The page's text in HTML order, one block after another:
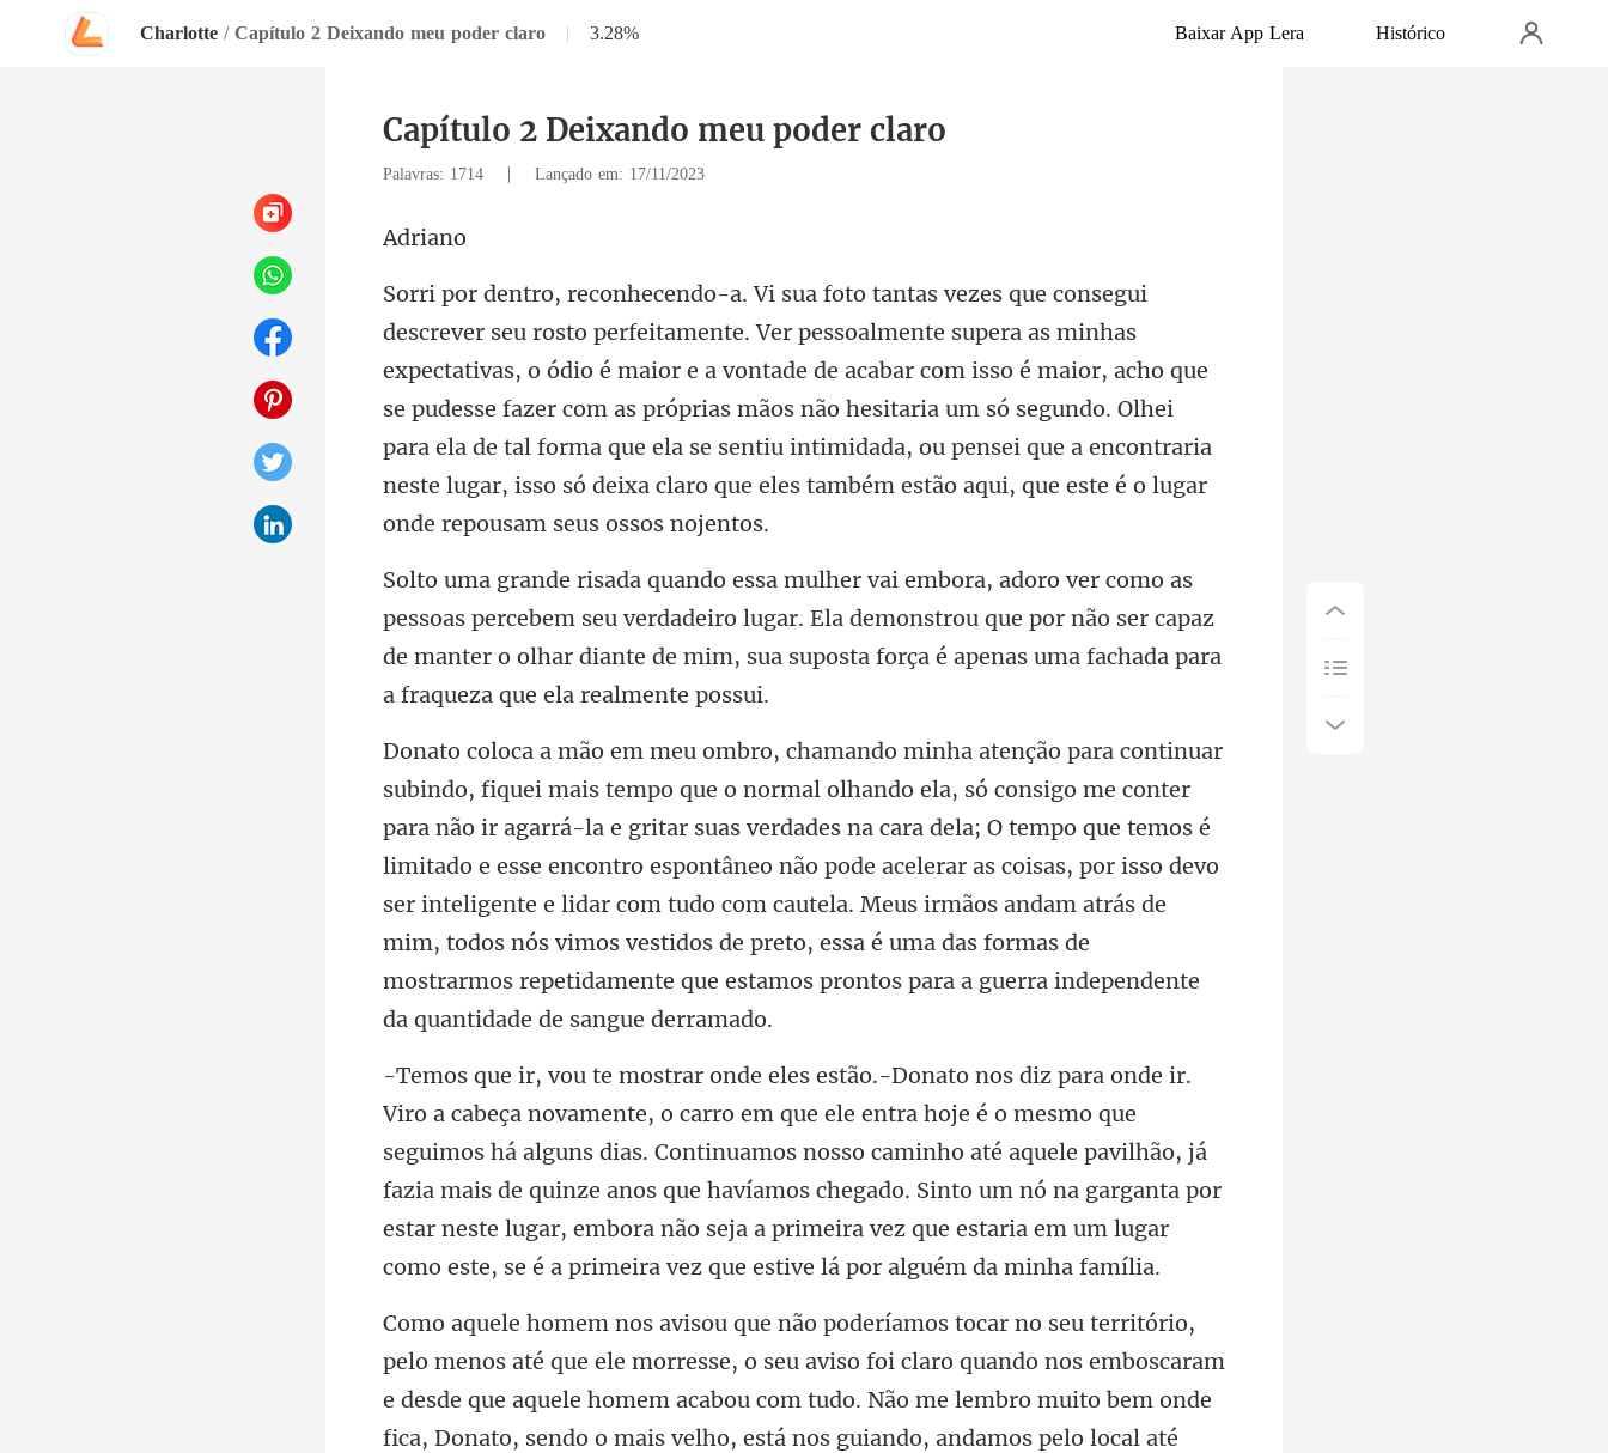
Charlotte / Capítulo 2 Deixando meu poder claro | 3.28% Baixar App Lera Histórico
Capítulo 2 Deixando meu poder claro
Palavras: 1714 | Lançado em: 17/11/2023
ri
é maior e a vontade de acabar com isso é maior, acho que
se pudesse fazer com as próprias mãos não hesitaria um só segundo. Olhei
para ela de tal forma que ela se
em seu verdadeiro lugar. Ela demonstrou que por não ser capaz
de manter o olhar diante
verdades na cara dela; O tempo que temos é
limitado e esse encontro espontâneo não pode acelerar as coisas, por isso devo
ser inteligente e lidar com tudo com cautela. Meus irmãos an
guimos há alguns dias. Continuamos nosso caminho até aquele pavilhão, já
fazia mais de quinze anos que havíamos chegado. Sinto um nó na garganta po
ue aquele homem acabou com tudo. Não me lembro muito bem onde
fica, Donato, sendo o mais velho, está nos guiando, andamos pelo local até